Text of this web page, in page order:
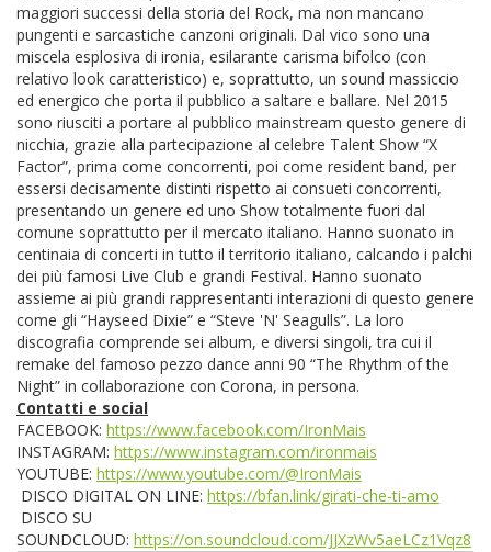
maggiori successi della storia del Rock, ma non mancano
pungenti e sarcastiche canzoni originali. Dal vico sono una
miscela esplosiva di ironia, esilarante carisma bifolco (con
relativo look caratteristico) e, soprattutto, un sound massiccio
ed energico che porta il pubblico a saltare e ballare. Nel 2015
sono riusciti a portare al pubblico mainstream questo genere di
nicchia, grazie alla partecipazione al celebre Talent Show “X
Factor”, prima come concorrenti, poi come resident band, per
essersi decisamente distinti rispetto ai consueti concorrenti,
presentando un genere ed uno Show totalmente fuori dal
comune soprattutto per il mercato italiano. Hanno suonato in
centinaia di concerti in tutto il territorio italiano, calcando i palchi
dei più famosi Live Club e grandi Festival. Hanno suonato
assieme ai più grandi rappresentanti interazioni di questo genere
come gli “Hayseed Dixie” e “Steve 'N' Seagulls”. La loro
discografia comprende sei album, e diversi singoli, tra cui il
remake del famoso pezzo dance anni 90 “The Rhythm of the
Night” in collaborazione con Corona, in persona.
Contatti e social
FACEBOOK: https://www.facebook.com/IronMais
INSTAGRAM: https://www.instagram.com/ironmais
YOUTUBE: https://www.youtube.com/@IronMais
DISCO DIGITAL ON LINE: https://bfan.link/girati-che-ti-amo
DISCO SU
SOUNDCLOUD: https://on.soundcloud.com/JJXzWv5aeLCz1Vqz8